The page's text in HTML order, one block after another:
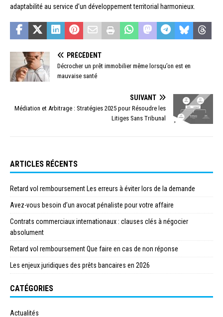
adaptabilité au service d’un développement territorial harmonieux.
PRÉCÉDENT
Décrocher un prêt immobilier même lorsqu’on est en
mauvaise santé
SUIVANT
Médiation et Arbitrage : Stratégies 2025 pour Résoudre les
Litiges Sans Tribunal
ARTICLES RÉCENTS
Retard vol remboursement Les erreurs à éviter lors de la demande
Avez-vous besoin d’un avocat pénaliste pour votre affaire
Contrats commerciaux internationaux : clauses clés à négocier
absolument
Retard vol remboursement Que faire en cas de non réponse
Les enjeux juridiques des prêts bancaires en 2026
CATÉGORIES
Actualités